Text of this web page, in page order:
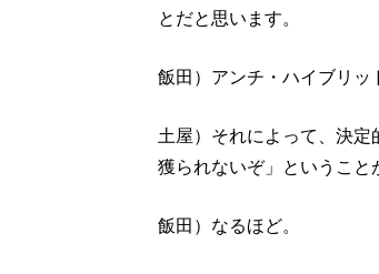
とだと思います。
飯田）アンチ・ハイブリッ
土屋）それによって、決
獲られないぞ」ということ
飯田）なるほど。